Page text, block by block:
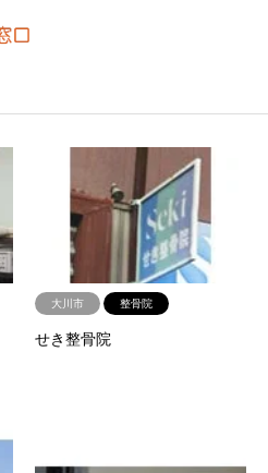
大川市 整骨院
せき整骨院